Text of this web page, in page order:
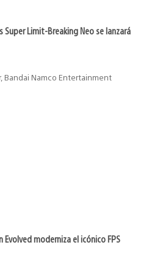
Super Limit-Breaking Neo se lanzará
Bandai Namco Entertainment
Evolved moderniza el icónico FPS